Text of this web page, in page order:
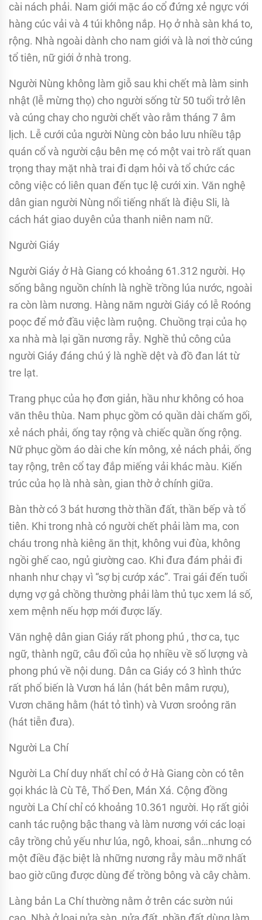
cài nách phải. Nam giới mặc áo cổ đứng xẻ ngực với
hàng cúc vải và 4 túi không nắp. Họ ở nhà sàn khá to,
rộng. Nhà ngoài dành cho nam giới và là nơi thờ cúng
tổ tiên, nữ giới ở nhà trong.
Người Nùng không làm giỗ sau khi chết mà làm sinh
nhật (lễ mừng thọ) cho người sống từ 50 tuổi trở lên
và cúng chay cho người chết vào rằm tháng 7 âm
lịch. Lễ cưới của người Nùng còn bảo lưu nhiều tập
quán cổ và người cậu bên mẹ có một vai trò rất quan
trọng thay mặt nhà trai đi dạm hỏi và tổ chức các
công việc có liên quan đến tục lệ cưới xin. Văn nghệ
dân gian người Nùng nổi tiếng nhất là điệu Sli, là
cách hát giao duyên của thanh niên nam nữ.
Người Giáy
Người Giáy ở Hà Giang có khoảng 61.312 người. Họ
sống bằng nguồn chính là nghề trồng lúa nước, ngoài
ra còn làm nương. Hàng năm người Giáy có lễ Roóng
poọc để mở đầu việc làm ruộng. Chuồng trại của họ
xa nhà mà lại gần nương rẫy. Nghề thủ công của
người Giáy đáng chú ý là nghề dệt và đồ đan lát từ
tre lạt.
Trang phục của họ đơn giản, hầu như không có hoa
văn thêu thùa. Nam phục gồm có quần dài chấm gối,
xẻ nách phải, ống tay rộng và chiếc quần ống rộng.
Nữ phục gồm áo dài che kín mông, xẻ nách phải, ống
tay rộng, trên cổ tay đắp miếng vải khác màu. Kiến
trúc của họ là nhà sàn, gian thờ ở chính giữa.
Bàn thờ có 3 bát hương thờ thần đất, thần bếp và tổ
tiên. Khi trong nhà có người chết phải làm ma, con
cháu trong nhà kiêng ăn thịt, không vui đùa, không
ngồi ghế cao, ngủ giường cao. Khi đưa đám phải đi
nhanh như chạy vì “sợ bị cướp xác”. Trai gái đến tuổi
dựng vợ gả chồng thường phải làm thủ tục xem lá số,
xem mệnh nếu hợp mới được lấy.
Văn nghệ dân gian Giáy rất phong phú , thơ ca, tục
ngữ, thành ngữ, câu đối của họ nhiều về số lượng và
phong phú về nội dung. Dân ca Giáy có 3 hình thức
rất phổ biến là Vươn há lản (hát bên mâm rượu),
Vươn chăng hằm (hát tỏ tình) và Vươn sroỏng răn
(hát tiễn đưa).
Người La Chí
Người La Chí duy nhất chỉ có ở Hà Giang còn có tên
gọi khác là Cù Tê, Thổ Đen, Mán Xá. Cộng đồng
người La Chí chỉ có khoảng 10.361 người. Họ rất giỏi
canh tác ruộng bậc thang và làm nương với các loại
cây trồng chủ yếu như lúa, ngô, khoai, sắn…nhưng có
một điều đặc biệt là những nương rẫy màu mỡ nhất
bao giờ cũng được dùng để trồng bông và cây chàm.
Làng bản La Chí thường nằm ở trên các sườn núi